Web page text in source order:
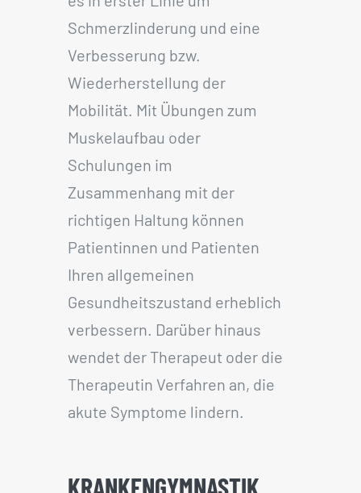
Schmerzlinderung und eine
Verbesserung bzw.
Wiederherstellung der
Mobilität. Mit Übungen zum
Muskelaufbau oder
Schulungen im
Zusammenhang mit der
richtigen Haltung können
Patientinnen und Patienten
Ihren allgemeinen
Gesundheitszustand erheblich
verbessern. Darüber hinaus
wendet der Therapeut oder die
Therapeutin Verfahren an, die
akute Symptome lindern.
KRANKENGYMNASTIK